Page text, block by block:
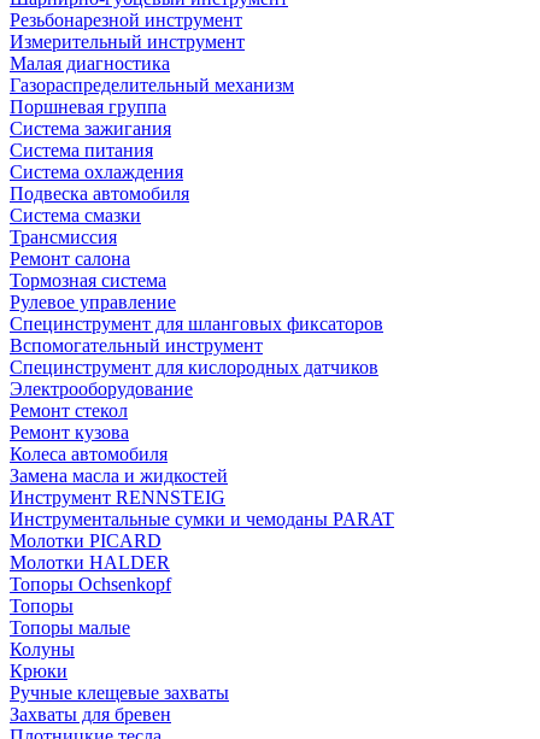
Резьбонарезной инструмент
Измерительный инструмент
Малая диагностика
Газораспределительный механизм
Поршневая группа
Система зажигания
Система питания
Система охлаждения
Подвеска автомобиля
Система смазки
Трансмиссия
Ремонт салона
Тормозная система
Рулевое управление
Специнструмент для шланговых фиксаторов
Вспомогательный инструмент
Специнструмент для кислородных датчиков
Электрооборудование
Ремонт стекол
Ремонт кузова
Колеса автомобиля
Замена масла и жидкостей
Инструмент RENNSTEIG
Инструментальные сумки и чемоданы PARAT
Молотки PICARD
Молотки HALDER
Топоры Ochsenkopf
Топоры
Топоры малые
Колуны
Крюки
Ручные клещевые захваты
Захваты для бревен